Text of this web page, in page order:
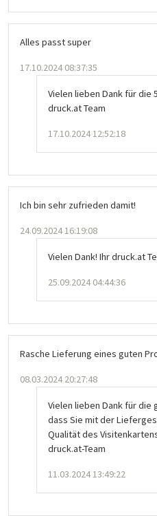
Alles passt super
17.10.2024 08:37:35
Vielen lieben Dank für die
druck.at Team
17.10.2024 12:52:18
Ich bin sehr zufrieden damit!
24.09.2024 16:19:08
Vielen Dank! Ihr druck.at
25.09.2024 04:44:36
Rasche Lieferung eines guten
08.03.2024 20:27:48
Vielen lieben Dank für die
dass Sie mit der
Qualität des
druck.at-Team
11.03.2024 13:49:22